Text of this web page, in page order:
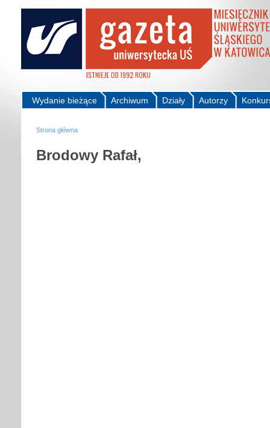
Autorzy
Działy
Archiwum
Wydanie bieżące
Strona główna
Brodowy Rafał,